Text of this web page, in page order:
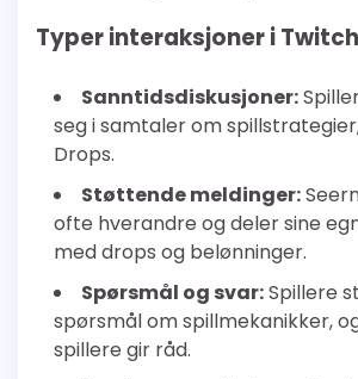
Typer interaksjoner i
Sanntidsdiskusjoner:
seg i samtaler om
Drops.
Støttende meldinger:
ofte hverandre og deler sine
med drops og belønninger.
Spørsmål og svar:Spillere
spørsmål om spillmekanikker,
spillere gir råd.